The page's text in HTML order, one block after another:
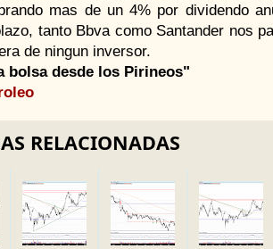
mas de un 4% por dividendo
tanto Bbva como Santander nos
de ningun inversor.
bolsa desde los Pirineos"
RELACIONADAS